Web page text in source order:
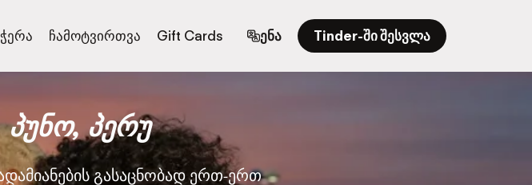
ჩამოტვირთვა Gift Cards ენა Tinder-ში შესვლა
პუნო, პერუ
გასაცნობად ერთ-ერთ